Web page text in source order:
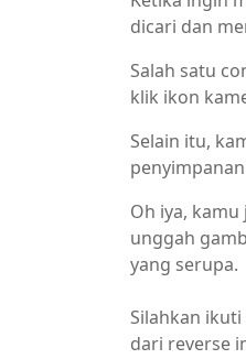
dicari dan
Salah satu
klik ikon
Selain itu,
Oh iya,
unggah
yang serupa.
Silahkan
dari reverse